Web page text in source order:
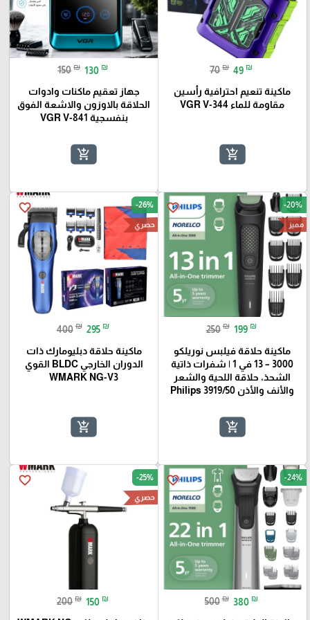
70 ₪ 49 ₪
ماكينة تنعيم احترافية رأسين
مقاومة للماء VGR V-344
add_shopping_cart
150 ₪ 130 ₪
جهاز تعقيم ماكنات وادوات
الحلاقة بالاوزون والاشعة الفوق
بنفسجية VGR V-841
add_shopping_cart
favorite_border -20%
مميز
250 ₪ 199 ₪
ماكينة حلاقة فيلبس نوريلكو
3000 – 13 في 1 | شفرات ذاتية
الشحذ، حلاقة اللحية والشعر
والأنف والأذن Philips 3919/50
add_shopping_cart
favorite_border -26%
حصري
400 ₪ 295 ₪
ماكينة حلاقة دبليومارك ذات
الدوران الخارجي BLDC القوي
WMARK NG-V3
add_shopping_cart
favorite_border -24%
500 ₪ 380 ₪
favorite_border -25%
حصري
200 ₪ 150 ₪